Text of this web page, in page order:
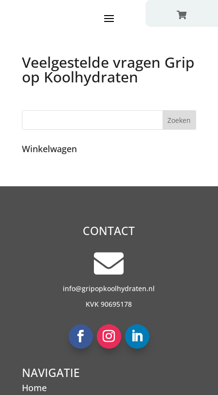

Veelgestelde vragen Grip
op Koolhydraten
Winkelwagen
CONTACT

info@gripopkoolhydraten.nl
KVK 90695178
NAVIGATIE
Home